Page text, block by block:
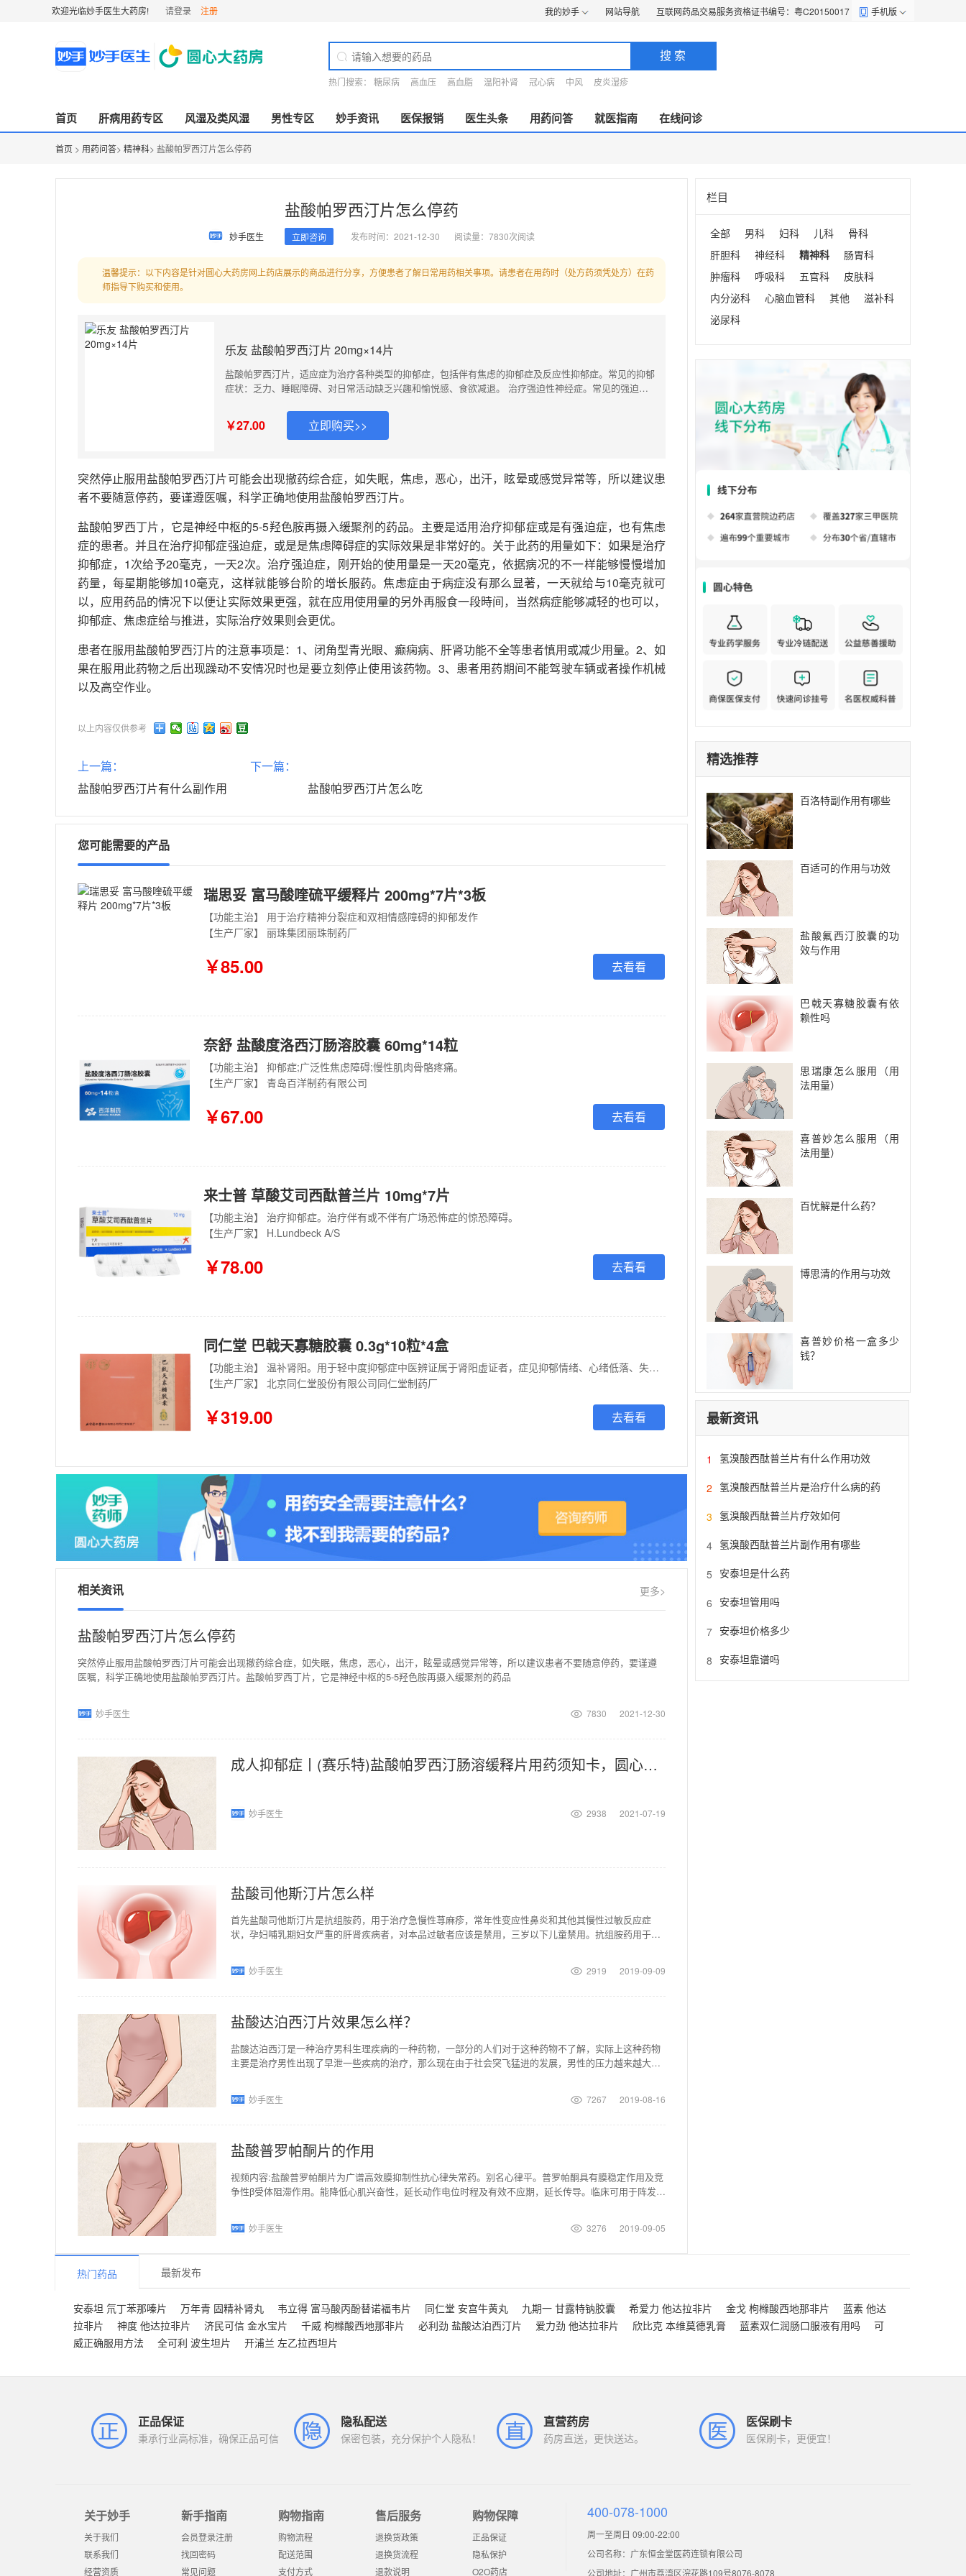
欢迎光临妙手医生大药房! 请登录 注册 我的妙手 网站导航 互联网药品交易服务资格证书编号：粤C20150017 手机版
搜 索
热门搜索： 糖尿病 高血压 高血脂 温阳补肾 冠心病 中风 皮炎湿疹
首页 肝病用药专区 风湿及类风湿 男性专区 妙手资讯 医保报销 医生头条 用药问答 就医指南 在线问诊
首页 > 用药问答> 精神科> 盐酸帕罗西汀片怎么停药
盐酸帕罗西汀片怎么停药
妙手医生 立即咨询 发布时间：2021-12-30 阅读量：7830次阅读
温馨提示：以下内容是针对圆心大药房网上药店展示的商品进行分享，方便患者了解日常用药相关事项。请患者在用药时（处方药须凭处方）在药
师指导下购买和使用。
乐友 盐酸帕罗西汀片 20mg×14片
盐酸帕罗西汀片，适应症为治疗各种类型的抑郁症，包括伴有焦虑的抑郁症及反应性抑郁症。常见的抑郁
症状：乏力、睡眠障碍、对日常活动缺乏兴趣和愉悦感、食欲减退。 治疗强迫性神经症。常见的强迫症
有或不伴有广场恐怖的惊恐障碍。常见的惊恐发作症状：心悸、出汗、气短、胸痛、恶心、麻刺感和濒死
感。 治疗社交恐怖症/社交焦虑症。常见的社交焦虑的症状：心悸、出汗、气短等。通常表现为继发于显
￥27.00 立即购买>>
突然停止服用盐酸帕罗西汀片可能会出现撤药综合症，如失眠，焦虑，恶心，出汗，眩晕或感觉异常等，所以建议患
者不要随意停药，要谨遵医嘱，科学正确地使用盐酸帕罗西汀片。
盐酸帕罗西丁片，它是神经中枢的5-5羟色胺再摄入缓聚剂的药品。主要是适用治疗抑郁症或是有强迫症，也有焦虑
症的患者。并且在治疗抑郁症强迫症，或是是焦虑障碍症的实际效果是非常好的。关于此药的用量如下：如果是治疗
抑郁症，1次给予20毫克，一天2次。治疗强迫症，刚开始的使用量是一天20毫克，依据病况的不一样能够慢慢增加
药量，每星期能够加10毫克，这样就能够台阶的增长服药。焦虑症由于病症没有那么显著，一天就给与10毫克就可
以，应用药品的情况下以便让实际效果更强，就在应用使用量的另外再服食一段時间，当然病症能够减轻的也可以，
抑郁症、焦虑症给与推进，实际治疗效果则会更优。
患者在服用盐酸帕罗西汀片的注意事项是：1、闭角型青光眼、癫痫病、肝肾功能不全等患者慎用或减少用量。2、如
果在服用此药物之后出现躁动不安情况时也是要立刻停止使用该药物。3、患者用药期间不能驾驶车辆或者操作机械
以及高空作业。
以上内容仅供参考
上一篇：
盐酸帕罗西汀片有什么副作用
下一篇：
盐酸帕罗西汀片怎么吃
您可能需要的产品
瑞思妥 富马酸喹硫平缓释片 200mg*7片*3板
【功能主治】 用于治疗精神分裂症和双相情感障碍的抑郁发作
【生产厂家】 丽珠集团丽珠制药厂
￥85.00 去看看
奈舒 盐酸度洛西汀肠溶胶囊 60mg*14粒
【功能主治】 抑郁症;广泛性焦虑障碍;慢性肌肉骨骼疼痛。
【生产厂家】 青岛百洋制药有限公司
￥67.00 去看看
来士普 草酸艾司西酞普兰片 10mg*7片
【功能主治】 治疗抑郁症。治疗伴有或不伴有广场恐怖症的惊恐障碍。
【生产厂家】 H.Lundbeck A/S
￥78.00 去看看
同仁堂 巴戟天寡糖胶囊 0.3g*10粒*4盒
【功能主治】 温补肾阳。用于轻中度抑郁症中医辨证属于肾阳虚证者，症见抑郁情绪、心绪低落、失眠多梦、疲倦乏力等。
【生产厂家】 北京同仁堂股份有限公司同仁堂制药厂
￥319.00 去看看
相关资讯 更多>
盐酸帕罗西汀片怎么停药
突然停止服用盐酸帕罗西汀片可能会出现撤药综合症，如失眠，焦虑，恶心，出汗，眩晕或感觉异常等，所以建议患者不要随意停药，要谨遵
医嘱，科学正确地使用盐酸帕罗西汀片。盐酸帕罗西丁片，它是神经中枢的5-5羟色胺再摄入缓聚剂的药品
妙手医生 7830 2021-12-30
成人抑郁症丨(赛乐特)盐酸帕罗西汀肠溶缓释片用药须知卡，圆心让用药更合理
妙手医生 2938 2021-07-19
盐酸司他斯汀片怎么样
首先盐酸司他斯汀片是抗组胺药，用于治疗急慢性荨麻疹，常年性变应性鼻炎和其他其慢性过敏反应症
状，孕妇哺乳期妇女严重的肝肾疾病者，对本品过敏者应该是禁用，三岁以下儿童禁用。抗组胺药用于治
妙手医生 2919 2019-09-09
盐酸达泊西汀片效果怎么样？
盐酸达泊西汀是一种治疗男科生理疾病的一种药物，一部分的人们对于这种药物不了解，实际上这种药物
主要是治疗男性出现了早泄一些疾病的治疗，那么现在由于社会突飞猛进的发展，男性的压力越来越大，
妙手医生 7267 2019-08-16
盐酸普罗帕酮片的作用
视频内容:盐酸普罗帕酮片为广谱高效膜抑制性抗心律失常药。别名心律平。普罗帕酮具有膜稳定作用及竞
争性β受体阻滞作用。能降低心肌兴奋性，延长动作电位时程及有效不应期，延长传导。临床可用于阵发性
妙手医生 3276 2019-09-05
栏目
全部 男科 妇科 儿科
骨科
肝胆科
神经科 精神科
肠胃科
肿瘤科
呼吸科 五官科
皮肤科
内分泌科
心脑血管科 其他
滋补科
泌尿科
精选推荐
百洛特副作用有哪些
百适可的作用与功效
盐酸氟西汀胶囊的功
效与作用
巴戟天寡糖胶囊有依
赖性吗
思瑞康怎么服用（用
法用量）
喜普妙怎么服用（用
法用量）
百忧解是什么药？
博思清的作用与功效
喜普妙价格一盒多少
钱？
最新资讯
1 氢溴酸西酞普兰片有什么作用功效
2 氢溴酸西酞普兰片是治疗什么病的药
3 氢溴酸西酞普兰片疗效如何
4 氢溴酸西酞普兰片副作用有哪些
5 安泰坦是什么药
6 安泰坦管用吗
7 安泰坦价格多少
8 安泰坦靠谱吗
热门药品 最新发布
安泰坦 氘丁苯那嗪片 万年青 固精补肾丸 韦立得 富马酸丙酚替诺福韦片 同仁堂 安宫牛黄丸 九期一 甘露特钠胶囊 希爱力 他达拉非片 金戈 枸橼酸西地那非片
蓝素 他达
拉非片
神度 他达拉非片 济民可信 金水宝片 千威 枸橼酸西地那非片 必利劲 盐酸达泊西汀片 爱力劲 他达拉非片 欣比克 本维莫德乳膏 蓝素双仁润肠口服液有用吗
可
威正确服用方法
全可利 波生坦片 开浦兰 左乙拉西坦片
正品保证
秉承行业高标准，确保正品可信
隐私配送
保密包装，充分保护个人隐私！
直营药房
药房直送，更快送达。
医保刷卡
医保刷卡，更便宜！
关于妙手
关于我们
联系我们
经营资质
新手指南
会员登录注册
找回密码
常见问题
购物指南
购物流程
配送范围
支付方式
售后服务
退换货政策
退换货流程
退款说明
购物保障
正品保证
隐私保护
O2O药店
400-078-1000
周一至周日 09:00-22:00
公司名称：广东恒金堂医药连锁有限公司
公司地址：广州市荔湾区浣花路109号8076-8078